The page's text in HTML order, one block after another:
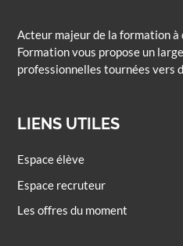
Acteur majeur de la formation
Formation vous propose un
professionnelles tournées vers
LIENS UTILES
Espace élève
Espace recruteur
Les offres du moment